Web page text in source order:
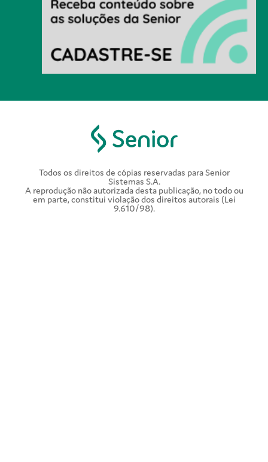
Todos os direitos de cópias reservadas para Senior
Sistemas S.A.
A reprodução não autorizada desta publicação, no todo ou
em parte, constitui violação dos direitos autorais (Lei
9.610/98).